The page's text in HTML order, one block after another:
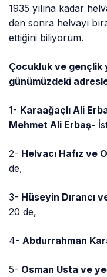
1935 yılına kadar
den sonra helvayı
ettiğini biliyorum.
Çocukluk ve gençlik
günümüzdeki
1- Karaağaçlı Ali
Mehmet Ali Erbaş-
2- Helvacı Hafız ve
de,
3- Hüseyin Dırancı
20 de,
4-Abdurrahman
5- Osman Usta ve